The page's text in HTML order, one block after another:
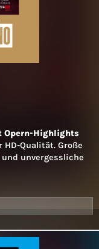
Opern-Highlights
Qualität. Große
unvergessliche